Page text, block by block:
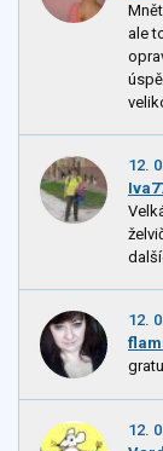
ale
12.
12.
12.